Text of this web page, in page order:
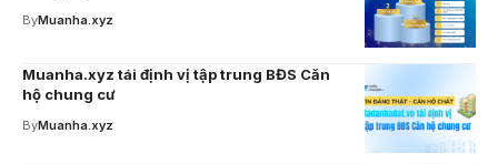
ByMuanha.xyz
Muanha.xyz tái định vị tập trung BĐS Căn
hộ chung cư
ByMuanha.xyz